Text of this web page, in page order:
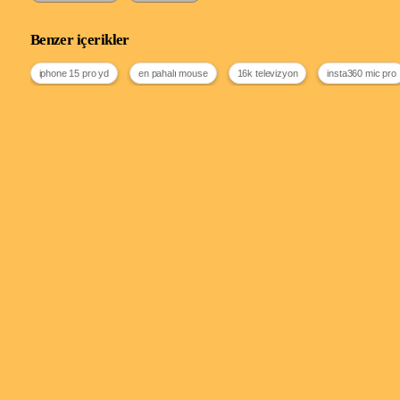
Benzer içerikler
iphone 15 pro yd en pahalı mouse 16k televizyon insta360 mic pro